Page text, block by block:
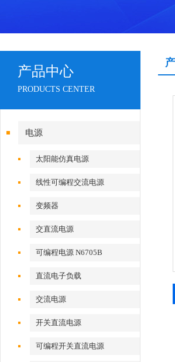
产品中心
PRODUCTS CENTER
电源
太阳能仿真电源
线性可编程交流电源
变频器
交直流电源
可编程电源 N6705B
直流电子负载
交流电源
开关直流电源
可编程开关直流电源